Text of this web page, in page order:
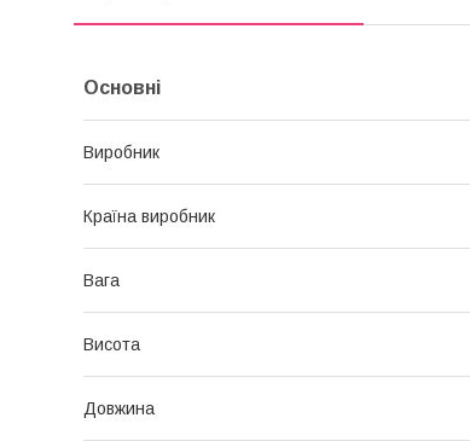
Основні
Виробник
Країна виробник
Вага
Висота
Довжина